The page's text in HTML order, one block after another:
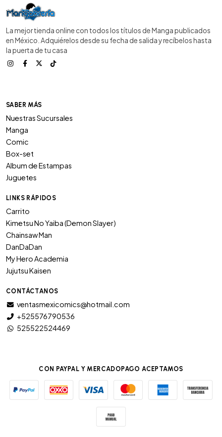
La mejor tienda online con todos los títulos de Manga publicados
en México. Adquiérelos desde su fecha de salida y recíbelos hasta
la puerta de tu casa
SABER MÁS
Nuestras Sucursales
Manga
Comic
Box-set
Album de Estampas
Juguetes
LINKS RÁPIDOS
Carrito
Kimetsu No Yaiba (Demon Slayer)
Chainsaw Man
DanDaDan
My Hero Academia
Jujutsu Kaisen
CONTÁCTANOS
ventasmexicomics@hotmail.com
+525576790536
525522524469
CON PAYPAL Y MERCADOPAGO ACEPTAMOS